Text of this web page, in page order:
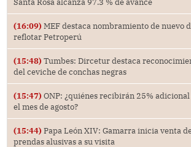
(16:09) MEF destaca nombramiento de nuevo
reflotar Petroperú
(15:48) Tumbes: Dircetur destaca
del ceviche de conchas negras
(15:47) ONP: ¿quiénes recibirán 25% adicional
el mes de agosto?
(15:44) Papa León XIV: Gamarra inicia venta
prendas alusivas a su visita